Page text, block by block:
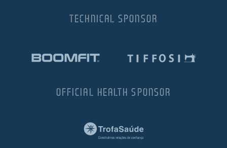
TECHNICAL SPONSOR
OFFICIAL HEALTH SPONSOR